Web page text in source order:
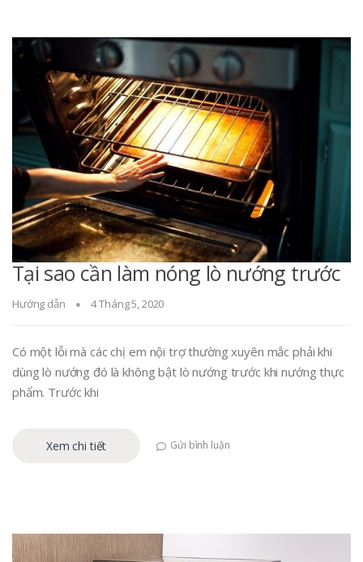
Tại sao cần làm nóng lò nướng trước
Hướng dẫn 4 Tháng 5, 2020
Có một lỗi mà các chị em nội trợ thường xuyên mắc phải khi
dùng lò nướng đó là không bật lò nướng trước khi nướng thực
phẩm. Trước khi
Xem chi tiết Gửi bình luận